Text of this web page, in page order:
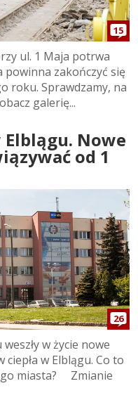
15
ul. 1 Maja potrwa
powinna zakończyć się
roku. Sprawdzamy, na
galerię...
Elblągu. Nowe
od 1
26
w życie nowe
w Elblągu. Co to
miasta? Zmianie